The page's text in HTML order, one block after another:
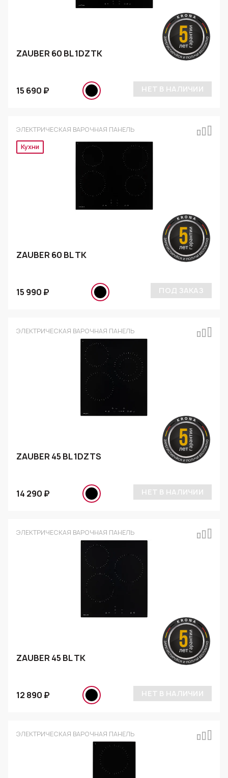
ZAUBER 60 BL 1DZTK
15 690 ₽ НЕТ В НАЛИЧИИ
ЭЛЕКТРИЧЕСКАЯ ВАРОЧНАЯ ПАНЕЛЬ
Эксклюзив
ZAUBER 60 BL TK
15 990 ₽ ПОД ЗАКАЗ
ЭЛЕКТРИЧЕСКАЯ ВАРОЧНАЯ ПАНЕЛЬ
ZAUBER 45 BL 1DZTS
14 290 ₽ НЕТ В НАЛИЧИИ
ЭЛЕКТРИЧЕСКАЯ ВАРОЧНАЯ ПАНЕЛЬ
ZAUBER 45 BL TK
12 890 ₽ НЕТ В НАЛИЧИИ
ЭЛЕКТРИЧЕСКАЯ ВАРОЧНАЯ ПАНЕЛЬ